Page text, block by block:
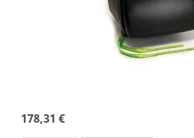
178,31 €